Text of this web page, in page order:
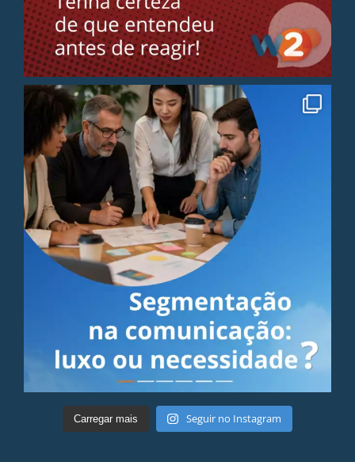
Carregar mais Seguir no Instagram